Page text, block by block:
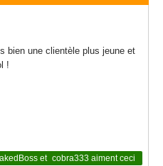
bien une clientèle plus jeune et
!
et cobra333 aiment ceci